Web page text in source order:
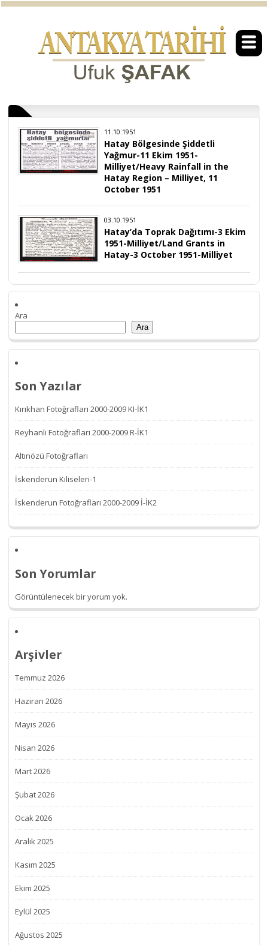
11.10.1951
Hatay Bölgesinde Şiddetli
Yağmur-11 Ekim 1951-
Milliyet/Heavy Rainfall in the
Hatay Region – Milliyet, 11
October 1951
03.10.1951
Hatay’da Toprak Dağıtımı-3 Ekim
1951-Milliyet/Land Grants in
Hatay-3 October 1951-Milliyet
Ara
Ara
Son Yazılar
Kırıkhan Fotoğrafları 2000-2009 KI-İK1
Reyhanlı Fotoğrafları 2000-2009 R-İK1
Altınözü Fotoğrafları
İskenderun Kiliseleri-1
İskenderun Fotoğrafları 2000-2009 İ-İK2
Son Yorumlar
Görüntülenecek bir yorum yok.
Arşivler
Temmuz 2026
Haziran 2026
Mayıs 2026
Nisan 2026
Mart 2026
Şubat 2026
Ocak 2026
Aralık 2025
Kasım 2025
Ekim 2025
Eylül 2025
Ağustos 2025